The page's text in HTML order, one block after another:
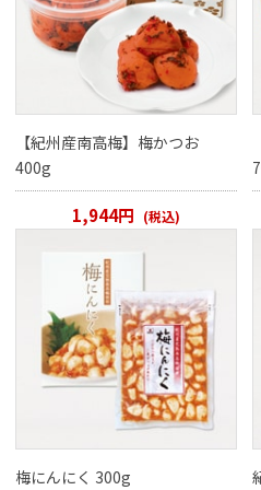
初めての方へ
配送について
お問い合
0120-
【営業時間】
休業日：日曜・祝日／
お問い合わせフォ
【紀州産南高梅】梅かつお
400g
1,944円 (税込)
梅にんにく 300g